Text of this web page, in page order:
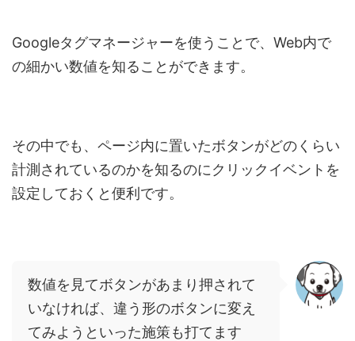
Googleタグマネージャーを使うことで、Web内で
の細かい数値を知ることができます。
その中でも、ページ内に置いたボタンがどのくらい
計測されているのかを知るのにクリックイベントを
設定しておくと便利です。
数値を見てボタンがあまり押されて
いなければ、違う形のボタンに変え
てみようといった施策も打てます